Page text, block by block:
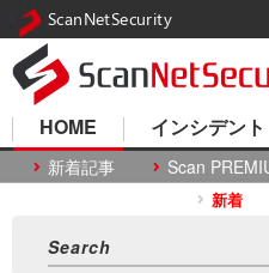
HOME
新着記事 Scan
インシデント
新着
ScanNetSecurity